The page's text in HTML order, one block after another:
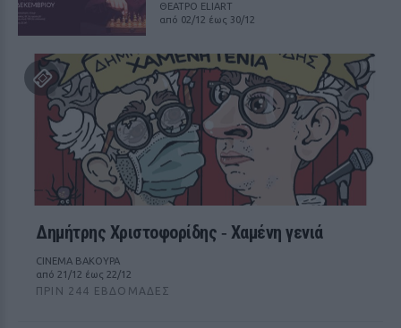
ΘΕΑΤΡΟ ELIART
από 02/12 έως 30/12
Δημήτρης Χριστοφορίδης ‑ Χαμένη γενιά
CINEMA ΒΑΚΟΥΡΑ
από 21/12 έως 22/12
ΠΡΙΝ 244 ΕΒΔΟΜΆΔΕΣ